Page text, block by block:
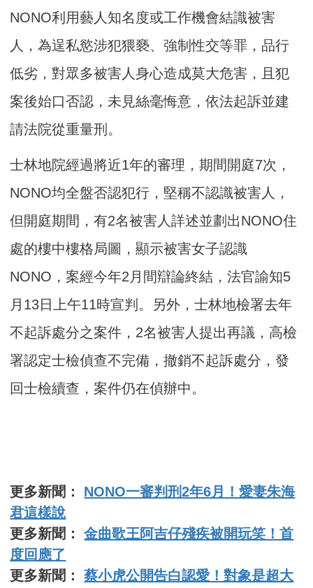
NONO利用藝人知名度或工作機會結識被害
人，為逞私慾涉犯猥褻、強制性交等罪，品行
低劣，對眾多被害人身心造成莫大危害，且犯
案後始口否認，未見絲毫悔意，依法起訴並建
請法院從重量刑。
士林地院經過將近1年的審理，期間開庭7次，
NONO均全盤否認犯行，堅稱不認識被害人，
但開庭期間，有2名被害人詳述並劃出NONO住
處的樓中樓格局圖，顯示被害女子認識
NONO，案經今年2月間辯論終結，法官諭知5
月13日上午11時宣判。另外，士林地檢署去年
不起訴處分之案件，2名被害人提出再議，高檢
署認定士檢偵查不完備，撤銷不起訴處分，發
回士檢續查，案件仍在偵辦中。
更多新聞： NONO一審判刑2年6月！愛妻朱海
君這樣說
更多新聞：金曲歌王阿吉仔殘疾被開玩笑！首
度回應了
更多新聞：蔡小虎公開告白認愛！對象是超大